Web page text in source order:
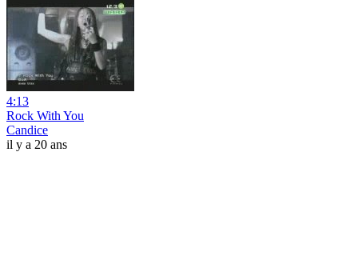
4:13
Rock With You
Candice
il y a 20 ans